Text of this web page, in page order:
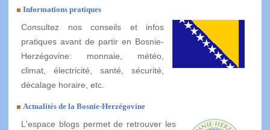
Informations pratiques
Consultez nos conseils et infos
pratiques avant de partir en Bosnie-
Herzégovine: monnaie, météo,
climat, électricité, santé, sécurité,
décalage horaire, etc.
Actualités de la Bosnie-Herzégovine
L'espace blogs permet de retrouver les